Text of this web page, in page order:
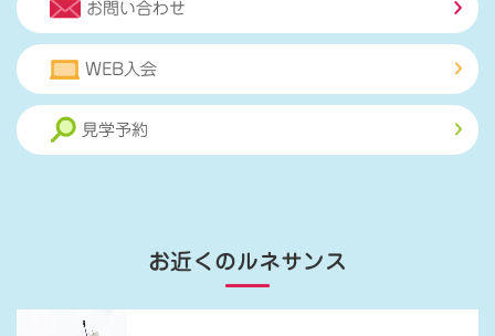
お問い合わせ
WEB入会
見学予約
お近くのルネサンス